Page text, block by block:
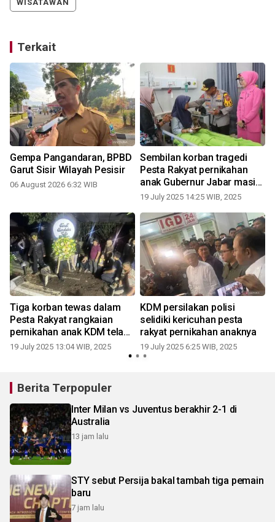
WISATAWAN
Terkait
Gempa Pangandaran, BPBD
Garut Sisir Wilayah Pesisir
06 August 2026 6:32 WIB
Sembilan korban tragedi
Pesta Rakyat pernikahan
anak Gubernur Jabar masih
dirawat
19 July 2025 14:25 WIB, 2025
Tiga korban tewas dalam
Pesta Rakyat rangkaian
pernikahan anak KDM telah
dimakamkan
19 July 2025 13:04 WIB, 2025
KDM persilakan polisi
selidiki kericuhan pesta
rakyat pernikahan anaknya
19 July 2025 6:25 WIB, 2025
Berita Terpopuler
Inter Milan vs Juventus berakhir 2-1 di
Australia
13 jam lalu
STY sebut Persija bakal tambah tiga pemain
baru
7 jam lalu